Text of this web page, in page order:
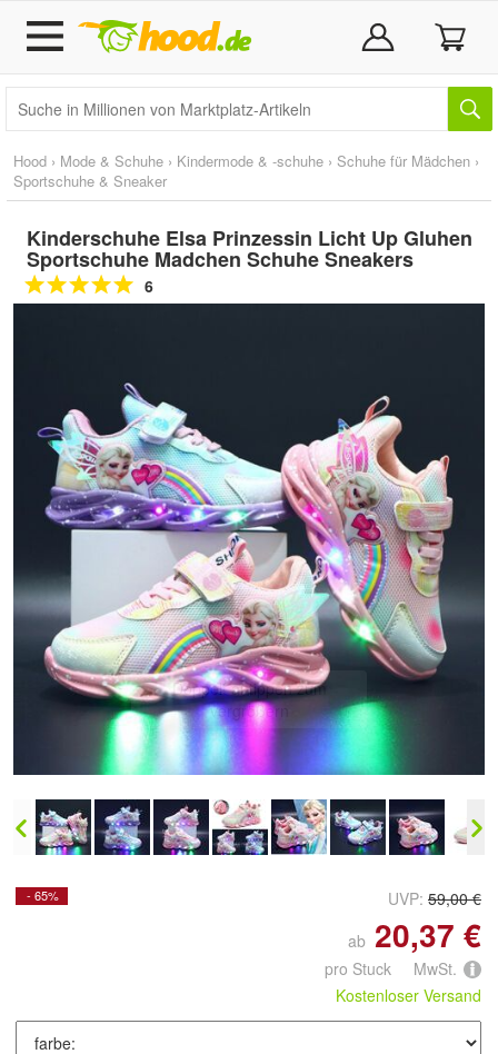
Hood › Mode & Schuhe › Kindermode & -schuhe › Schuhe für Mädchen ›
Sportschuhe & Sneaker
Kinderschuhe Elsa Prinzessin Licht Up Gluhen
Sportschuhe Madchen Schuhe Sneakers
6
Doppelt antippen zum
vergrößern
- 65% UVP: 59,00 €
ab 20,37 €
pro Stuck MwSt.
Kostenloser Versand